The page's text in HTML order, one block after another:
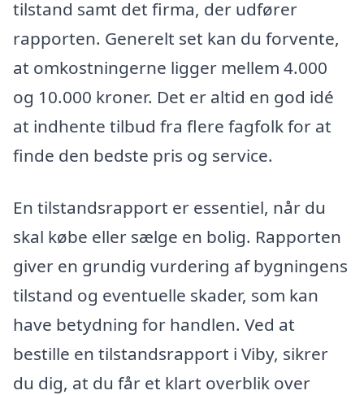
tilstand samt det firma, der udfører
rapporten. Generelt set kan du forvente,
at omkostningerne ligger mellem 4.000
og 10.000 kroner. Det er altid en god idé
at indhente tilbud fra flere fagfolk for at
finde den bedste pris og service.
En tilstandsrapport er essentiel, når du
skal købe eller sælge en bolig. Rapporten
giver en grundig vurdering af bygningens
tilstand og eventuelle skader, som kan
have betydning for handlen. Ved at
bestille en tilstandsrapport i Viby, sikrer
du dig, at du får et klart overblik over